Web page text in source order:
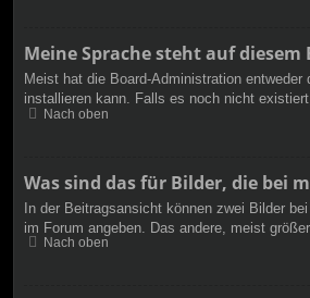
Meine Sprache steht auf
Meist hat die Board-Administration
installieren kann. Falls es noch nicht
Nach oben
Was sind das für Bilder, die bei
In der Beitragsansicht können zwei Bilder
im Forum angeben. Das andere, meist
Nach oben